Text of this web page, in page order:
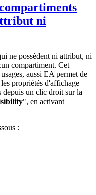
ni
ne possèdent ni attribut, ni
compartiment. Cet
aussi EA permet de
propriétés d'affichage
depuis un clic droit sur la
", en activant
: